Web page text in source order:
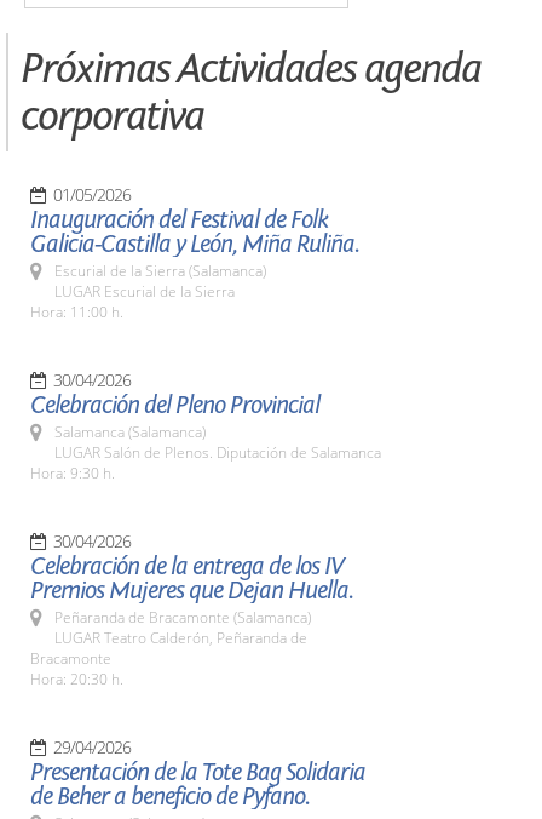
Próximas Actividades agenda
corporativa
01/05/2026
Inauguración del Festival de Folk
Galicia-Castilla y León, Miña Ruliña.
Escurial de la Sierra (Salamanca)
LUGAR Escurial de la Sierra
Hora: 11:00 h.
30/04/2026
Celebración del Pleno Provincial
Salamanca (Salamanca)
LUGAR Salón de Plenos. Diputación de Salamanca
Hora: 9:30 h.
30/04/2026
Celebración de la entrega de los IV
Premios Mujeres que Dejan Huella.
Peñaranda de Bracamonte (Salamanca)
LUGAR Teatro Calderón, Peñaranda de
Bracamonte
Hora: 20:30 h.
29/04/2026
Presentación de la Tote Bag Solidaria
de Beher a beneficio de Pyfano.